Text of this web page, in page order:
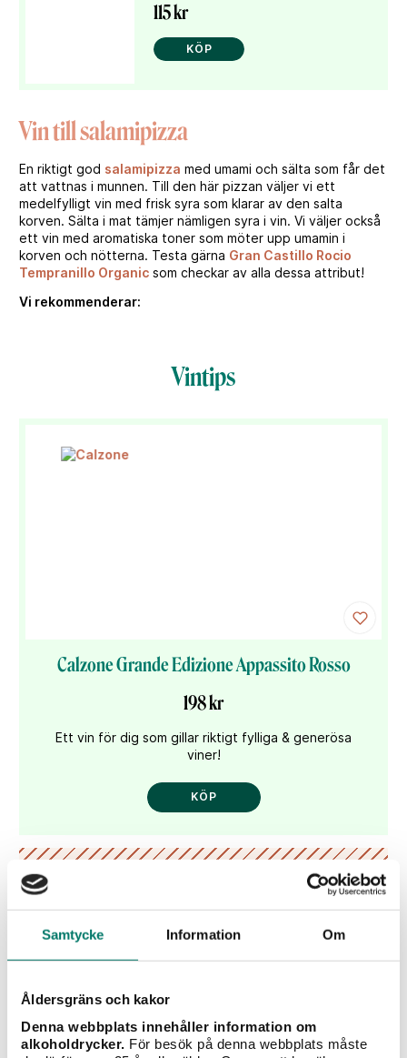
Samtycke Information Om
Åldersgräns och kakor
Denna webbplats innehåller information om
alkoholdrycker. För besök på denna webbplats måste
115 kr
KÖP
Vin till salamipizza
En riktigt god salamipizza med umami och sälta som får det
att vattnas i munnen. Till den här pizzan väljer vi ett
medelfylligt vin med frisk syra som klarar av den salta
korven. Sälta i mat tämjer nämligen syra i vin. Vi väljer också
ett vin med aromatiska toner som möter upp umamin i
korven och nötterna. Testa gärna Gran Castillo Rocio
Tempranillo Organic som checkar av alla dessa attribut!
Vi rekommenderar:
Vintips
Calzone Grande Edizione Appassito Rosso
198 kr
Ett vin för dig som gillar riktigt fylliga & generösa
viner!
KÖP
Välkommen till Vivas värld
Lämna dina kontaktuppgifter och få våra
och tävlingar!